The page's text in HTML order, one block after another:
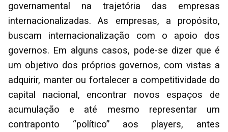
governamental na trajetória das empresas
internacionalizadas. As empresas, a propósito,
buscam internacionalização com o apoio dos
governos. Em alguns casos, pode-se dizer que é
um objetivo dos próprios governos, com vistas a
adquirir, manter ou fortalecer a competitividade do
capital nacional, encontrar novos espaços de
acumulação e até mesmo representar um
contraponto “político” aos players, antes